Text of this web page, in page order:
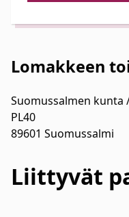
Lomakkeen
Suomussalmen
PL40
89601 Suomussalmi
Liittyvät